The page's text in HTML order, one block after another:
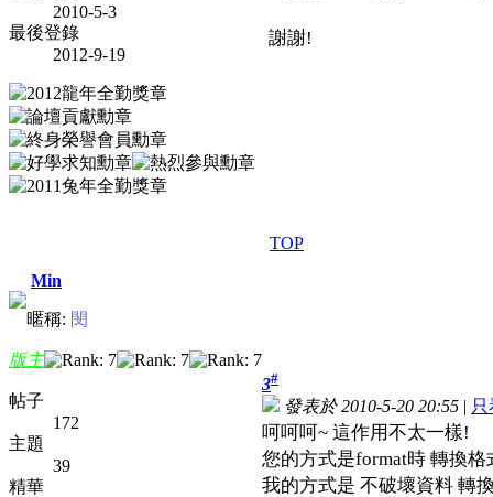
2010-5-3
最後登錄
2012-9-19
謝謝!
TOP
Min
暱稱: 閔
版主
帖子
172
主題
39
精華
3#
發表於 2010-5-20 20:55 |
呵呵呵~ 這作用不太一樣!
您的方式是format時 轉換格
我的方式是 不破壞資料 轉